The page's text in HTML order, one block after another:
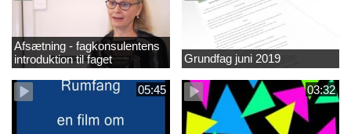
Afsætning - fagkonsulentens
introduktion til faget
Grundfag juni 2019
05:45 03:32